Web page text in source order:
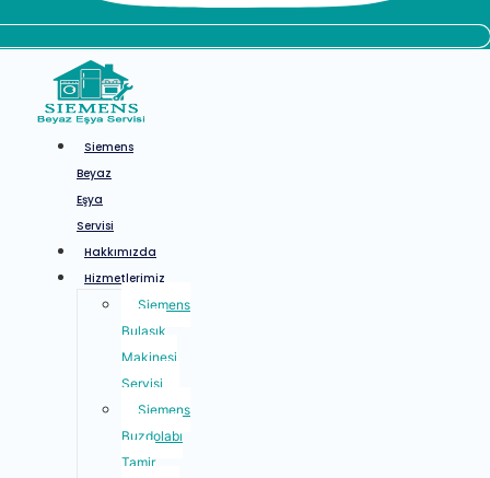
Siemens
Beyaz
Eşya
Servisi
Hakkımızda
Hizmetlerimiz
Siemens
Bulaşık
Makinesi
Servisi
Siemens
Buzdolabı
Tamir